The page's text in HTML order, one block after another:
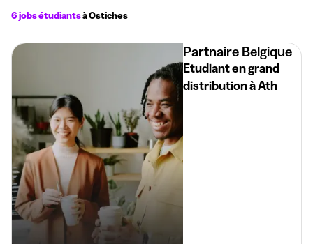
6 jobs étudiantsà Ostiches
Partnaire Belgique
Etudiant en grand
distribution à Ath